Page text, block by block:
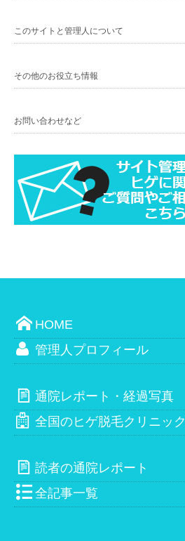
このサイトと管理人について
その他のお役立ち情報
お問い合わせなど
HOME
管理人プロフィール
通院レポート・経過写真
全国のヒゲ脱毛クリニック
読者の通院レポート
全記事一覧